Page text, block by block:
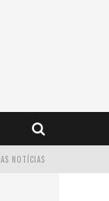
NOTÍCIAS